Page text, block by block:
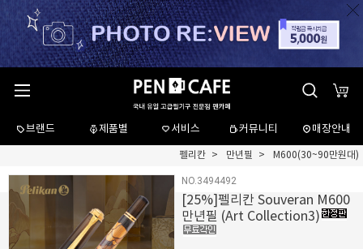
브랜드 제품별 서비스 커뮤니티 매장안내
펠리칸 만년필 M600(30~90만원대)
NO.3494492
[25%]펠리칸 Souveran M600
만년필 (Art Collection3)